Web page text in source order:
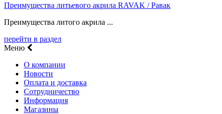
Преимущества литьевого акрила RAVAK / Равак
Преимущества литого акрила ...
перейти в раздел
Меню
О компании
Новости
Оплата и доставка
Сотрудничество
Информация
Магазины